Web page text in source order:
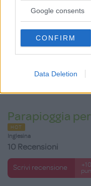
not limited to your visit
use your data for
consent section.
Google consents
CONFIRM
Data Deletion
Parapioggia
HOT
Inglesina
10 Recensioni
Scrivi recensione